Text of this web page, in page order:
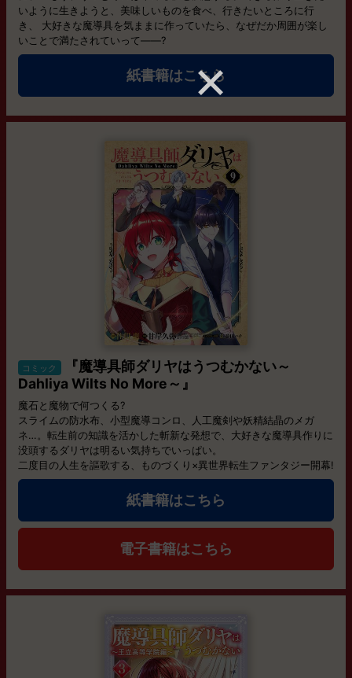
いように生きようと、美味しいものを食べ、行きたいところに行
き、 大好きな魔導具を気ままに作っていたら、なぜだか周囲が楽し
いことで満たされていって――?
紙書籍はこちら
コミック
『魔導具師ダリヤはうつむかない～
Dahliya Wilts No More～』
魔石と魔物で何つくる?
スライムの防水布、小型魔導コンロ、人工魔剣や妖精結晶のメガ
ネ…。転生前の知識を活かした斬新な発想で、大好きな魔導具作りに
没頭するダリヤは明るい気持ちでいっぱい。
二度目の人生を謳歌する、ものづくり×異世界転生ファンタジー開幕!
紙書籍はこちら
電子書籍はこちら